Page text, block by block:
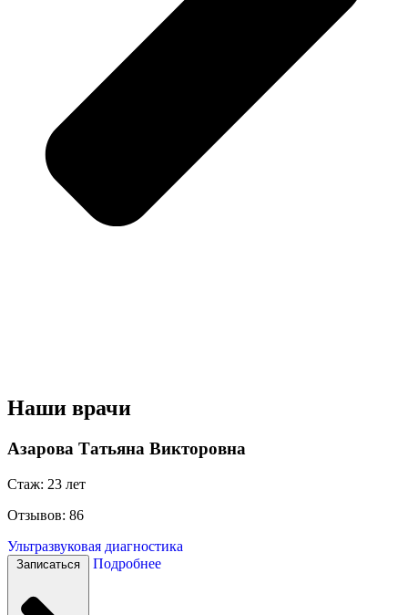
Наши врачи
Азарова Татьяна Викторовна
Стаж: 23 лет
Отзывов: 86
Ультразвуковая диагностика
Записаться Подробнее